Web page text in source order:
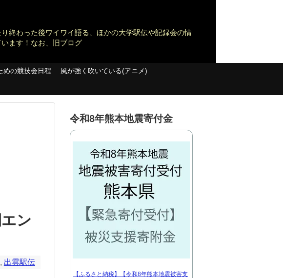
終わった後ワイワイ語る、ほかの大学駅伝や記録会の情
ます！なお、旧ブログ
めの競技会日程
風が強く吹いている(アニメ)
ン
, 出雲駅伝
令和8年熊本地震寄付金
【ふるさと納税】【令和8年熊本地震被害支